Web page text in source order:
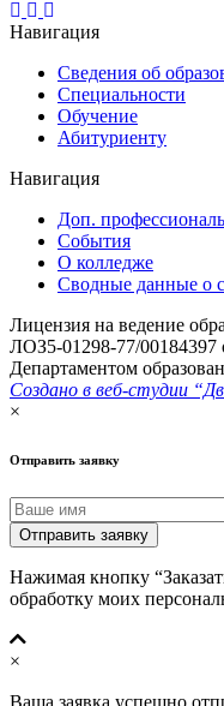
Навигация
Сведения об
Специальности
Обучение
Абитуриенту
Навигация
Доп.
События
О колледже
Сводные данные о
Лицензия на ведение
ЛОЗ5-01298-77/00184397
Департаментом
Создано в веб-студии
×
Отправить заявку
Отправить заявку
Нажимая кнопку
обработку моих
×
Ваша заявка успешно